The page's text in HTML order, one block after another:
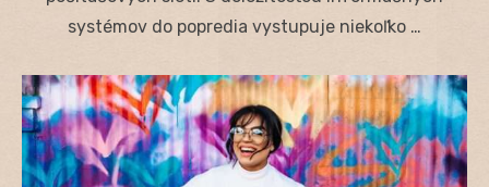
systémov do popredia vystupuje niekoľko …